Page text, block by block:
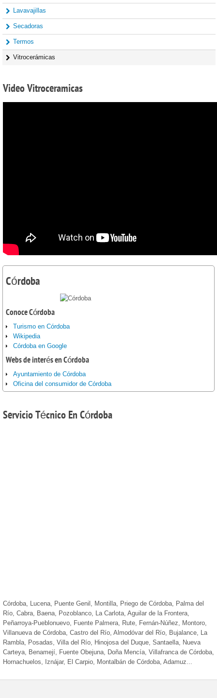
Lavavajillas
Secadoras
Termos
Vitrocerámicas
VideoVitroceramicas
Córdoba
Conoce Córdoba
Turismo en Córdoba
Wikipedia
Córdoba en Google
Webs de interés en Córdoba
Ayuntamiento de Córdoba
Oficina del consumidor de Córdoba
ServicioTécnico En Córdoba
Córdoba, Lucena, Puente Genil, Montilla, Priego de Córdoba, Palma del
Río, Cabra, Baena, Pozoblanco, La Carlota, Aguilar de la Frontera,
Peñarroya-Pueblonuevo, Fuente Palmera, Rute, Fernán-Núñez, Montoro,
Villanueva de Córdoba, Castro del Río, Almodóvar del Río, Bujalance, La
Rambla, Posadas, Villa del Río, Hinojosa del Duque, Santaella, Nueva
Carteya, Benamejí, Fuente Obejuna, Doña Mencía, Villafranca de Córdoba,
Hornachuelos, Iznájar, El Carpio, Montalbán de Córdoba, Adamuz...